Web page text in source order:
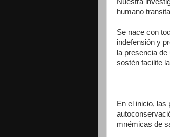
humano
Se nace con
indefensión y
la presencia
sostén facilite
En el inicio,
mnémicas de